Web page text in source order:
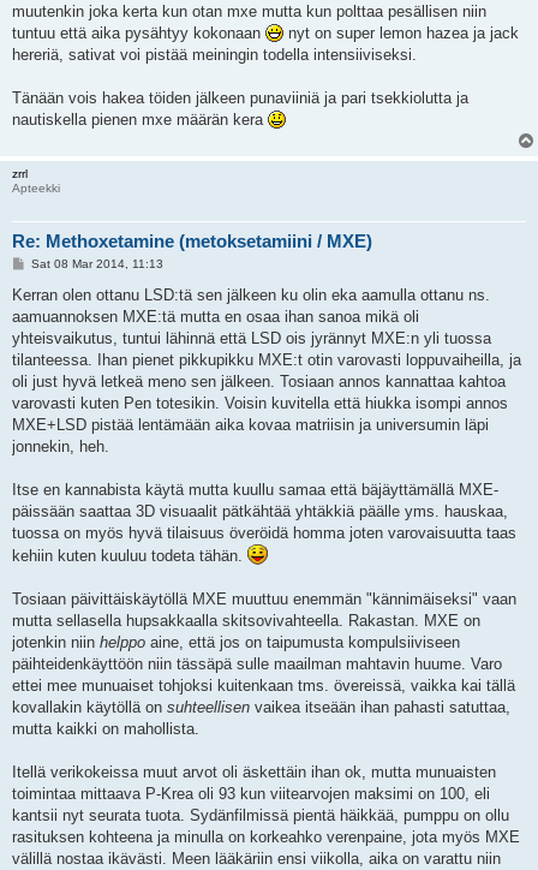
muutenkin joka kerta kun otan mxe mutta kun polttaa pesällisen niin
tuntuu että aika pysähtyy kokonaan
nyt on super lemon hazea ja jack
hereriä, sativat voi pistää meiningin todella intensiiviseksi.
Tänään vois hakea töiden jälkeen punaviiniä ja pari tsekkiolutta ja
nautiskella pienen mxe määrän kera
zrrl
Apteekki
Re: Methoxetamine (metoksetamiini / MXE)
P
s
Sat 08 Mar 2014, 11:13
Kerran olen ottanu LSD:tä sen jälkeen ku olin eka aamulla ottanu ns.
aamuannoksen MXE:tä mutta en osaa ihan sanoa mikä oli
yhteisvaikutus, tuntui lähinnä että LSD ois jyrännyt MXE:n yli tuossa
tilanteessa. Ihan pienet pikkupikku MXE:t otin varovasti loppuvaiheilla, ja
oli just hyvä letkeä meno sen jälkeen. Tosiaan annos kannattaa kahtoa
varovasti kuten Pen totesikin. Voisin kuvitella että hiukka isompi annos
MXE+LSD pistää lentämään aika kovaa matriisin ja universumin läpi
jonnekin, heh.
Itse en kannabista käytä mutta kuullu samaa että bäjäyttämällä MXE-
päissään saattaa 3D visuaalit pätkähtää yhtäkkiä päälle yms. hauskaa,
tuossa on myös hyvä tilaisuus överöidä homma joten varovaisuutta taas
kehiin kuten kuuluu todeta tähän.
Tosiaan päivittäiskäytöllä MXE muuttuu enemmän "kännimäiseksi" vaan
mutta sellasella hupsakkaalla skitsovivahteella. Rakastan. MXE on
jotenkin niin helppo aine, että jos on taipumusta kompulsiiviseen
päihteidenkäyttöön niin tässäpä sulle maailman mahtavin huume. Varo
ettei mee munuaiset tohjoksi kuitenkaan tms. övereissä, vaikka kai tällä
kovallakin käytöllä on suhteellisen vaikea itseään ihan pahasti satuttaa,
mutta kaikki on mahollista.
Itellä verikokeissa muut arvot oli äskettäin ihan ok, mutta munuaisten
toimintaa mittaava P-Krea oli 93 kun viitearvojen maksimi on 100, eli
kantsii nyt seurata tuota. Sydänfilmissä pientä häikkää, pumppu on ollu
rasituksen kohteena ja minulla on korkeahko verenpaine, jota myös MXE
välillä nostaa ikävästi. Meen lääkäriin ensi viikolla, aika on varattu niin